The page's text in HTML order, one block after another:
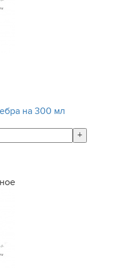
на 300 мл
+